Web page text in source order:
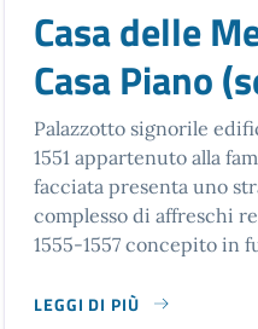
Casa delle
Casa Piano
Palazzotto signorile
1551 appartenuto alla
facciata presenta uno
complesso di affreschi
1555-1557 concepito in
LEGGI DI PIÙ
SU CASA DELLE